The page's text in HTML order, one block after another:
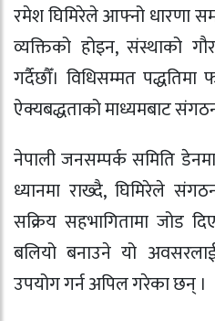
रमेश घिमिरेले आफ्नो धारणा
व्यक्तिको होइन, संस्थाको
गर्दैछौँ। विधिसम्मत पद्धतिमा
ऐक्यबद्धताको माध्यमबाट
नेपाली जनसम्पर्क समिति
ध्यानमा राख्दै, घिमिरेले
सक्रिय सहभागितामा जोड
बलियो बनाउने यो
उपयोग गर्न अपिल गरेका छन् ।